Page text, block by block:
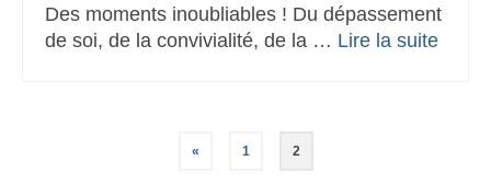
Des moments inoubliables ! Du dépassement
de soi, de la convivialité, de la … Lire la suite­­
Pagination
« 1 2